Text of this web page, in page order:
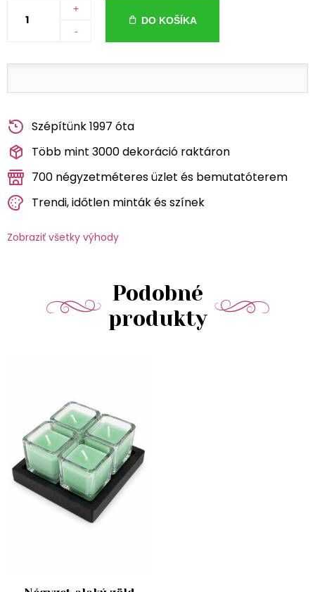
+
-
DO KOŠÍKA
Szépítünk 1997 óta
Több mint 3000 dekoráció raktáron
700 négyzetméteres üzlet és bemutatóterem
Trendi, időtlen minták és színek
Zobraziť všetky výhody
Podobné
produkty